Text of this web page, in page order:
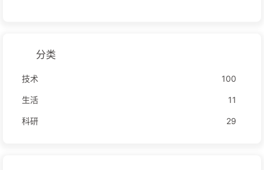
分类
技术 100
生活 11
科研 29